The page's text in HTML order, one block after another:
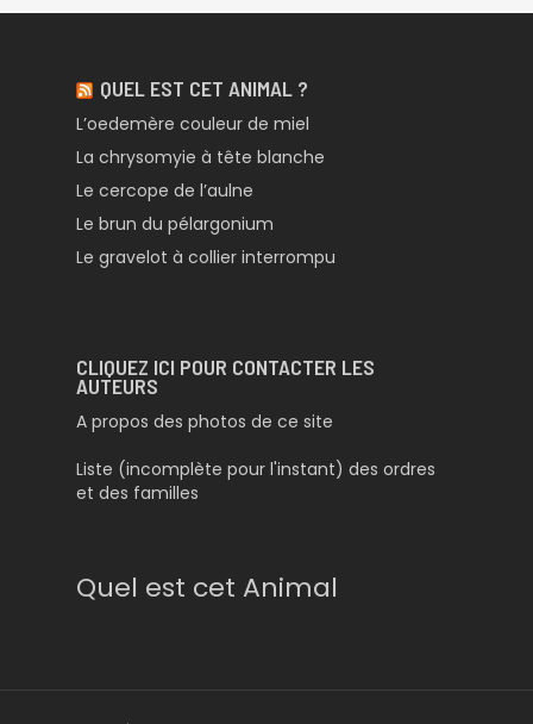
QUEL EST CET ANIMAL ?
L’oedemère couleur de miel
La chrysomyie à tête blanche
Le cercope de l’aulne
Le brun du pélargonium
Le gravelot à collier interrompu
CLIQUEZ ICI POUR CONTACTER LES
AUTEURS
A propos des photos de ce site
Liste (incomplète pour l'instant) des ordres
et des familles
Quel est cet Animal